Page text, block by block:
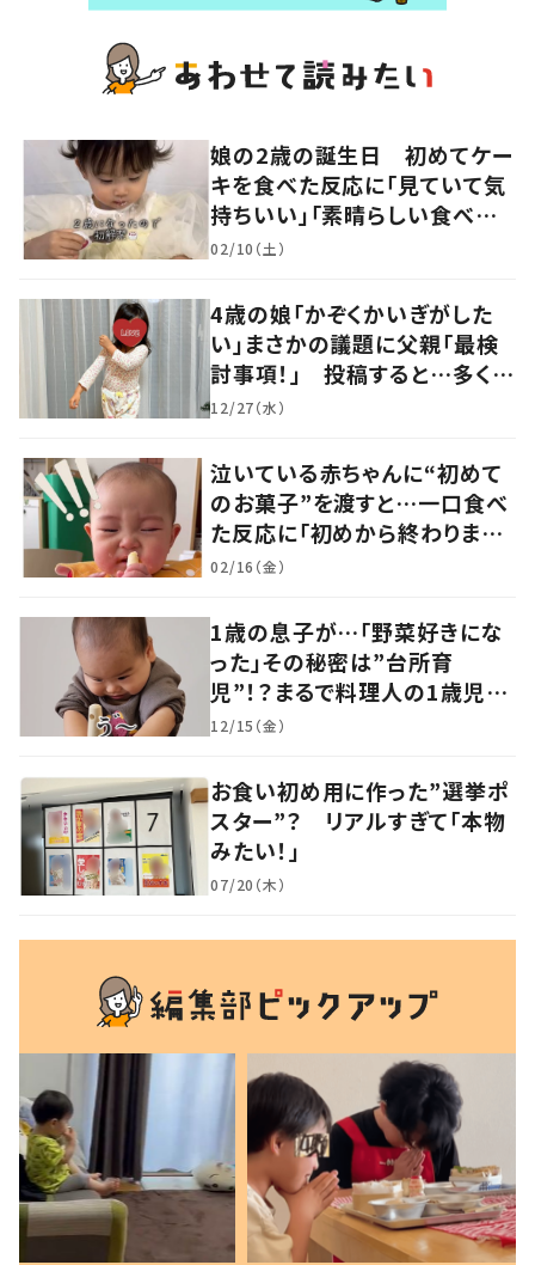
娘の2歳の誕生日 初めてケー
キを食べた反応に「見ていて気
持ちいい」「素晴らしい食べっ
ぷり」の声
02/10（土）
4歳の娘「かぞくかいぎがした
い」まさかの議題に父親「最検
討事項！」 投稿すると…多くの
意見が寄せられる！
12/27（水）
泣いている赤ちゃんに“初めて
のお菓子”を渡すと…一口食べ
た反応に「初めから終わりまで
可愛い」の声
02/16（金）
1歳の息子が…「野菜好きにな
った」その秘密は”台所育
児”！？まるで料理人の1歳児に
「尊敬します」「目指したい」
12/15（金）
お食い初め用に作った”選挙ポ
スター”？ リアルすぎて「本物
みたい！」
07/20（木）